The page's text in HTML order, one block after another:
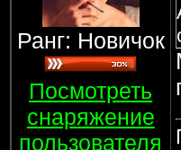
Ранг: Новичок
Посмотреть
снаряжение
пользователя